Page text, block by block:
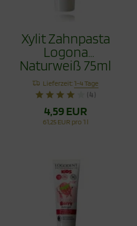
Xylit Zahnpasta
Logona
Naturweiß 75ml
Lieferzeit:1-4 Tage
(4)
4,59 EUR
61,25 EUR pro 1 l